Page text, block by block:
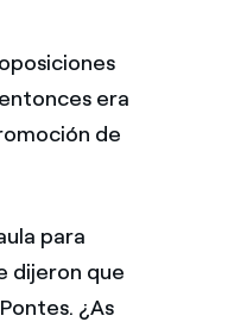
era
de
para
dijeron que
¿As